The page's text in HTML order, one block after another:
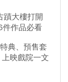
蹟大樓打開
作品必看
典、預售套
映戲院一文